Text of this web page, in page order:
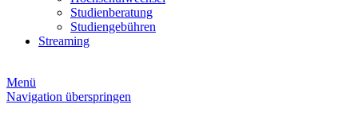
Studienberatung
Studiengebühren
Streaming
Menü
Navigation überspringen